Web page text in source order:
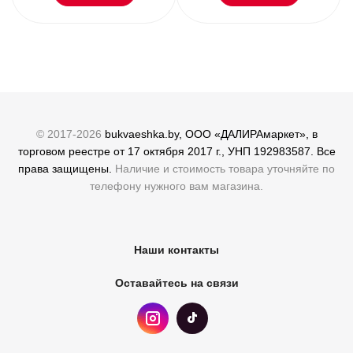
© 2017-2026 bukvaeshka.by, ООО «ДАЛИРАмаркет», в
торговом реестре от 17 октября 2017 г., УНП 192983587. Все
права защищены. Наличие и стоимость товара уточняйте по
телефону нужного вам магазина.
Наши контакты
Оставайтесь на связи